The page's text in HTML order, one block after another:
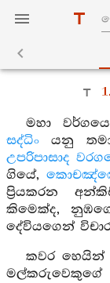
මහා
සද්ධිං යනු
උපරිපාසාද
ගියේ,
ප්‍රියකරන
කිමෙක්ද,
දේවියගෙන්
කවර හෙයින්